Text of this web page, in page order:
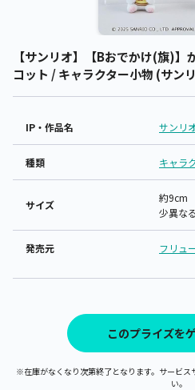
【サンリオ】【Bおでかけ(旗)】
コット / キャラクター小物 (サン
IP・作品名 サンリ
種類 キャラ
サイズ
約9cm
少異な
発売元 フリュ
このプライズを
※在庫がなくなり次第終了となります。サービ
い。